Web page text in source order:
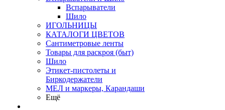
Вспарыватели
Шило
ИГОЛЬНИЦЫ
КАТАЛОГИ ЦВЕТОВ
Сантиметровые ленты
Товары для раскроя (быт)
Шило
Этикет-пистолеты и
Биркодержатели
МЕЛ и маркеры, Карандаши
Ещё